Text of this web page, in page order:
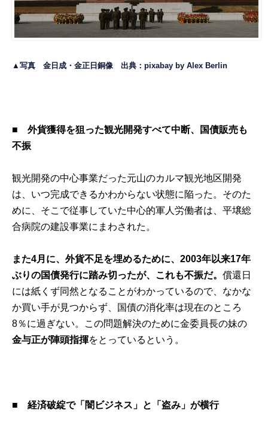
▲写真 金日成・金正日銅像 出典：pixabay byAlex Berlin
■ 外貨獲得を狙った観光開発すべて中断、国債販売も
不振
観光開発の中心事業だった元山のカルマ観光地区開発
は、いつ完成できるかわからない状態に陥った。そのた
めに、そこで従事していた中心的軍人労働者は、平壌総
合病院の建設事業にまわされた。
また4月に、外貨不足を埋めるために、2003年以来17年
ぶりの国債発行に踏み切ったが、これも不振だ。償還日
には紙くず同然となることがわかっているので、なかな
か買い手が見つからず、国債の消化率は現在のところ
8％に過ぎない。この問題解決のために金委員長の妹の
金与正が陣頭指揮をとっているという。
■ 経済破綻で「闇ビジネス」と「盗み」が横行